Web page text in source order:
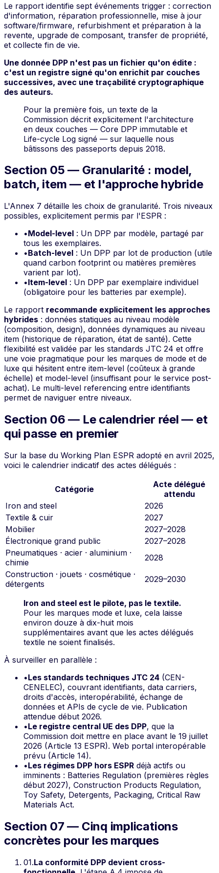
Le rapport identifie sept événements trigger : correction
d'information, réparation professionnelle, mise à jour
software/firmware, refurbishment et préparation à la
revente, upgrade de composant, transfer de propriété,
et collecte fin de vie.
Une donnée DPP n'est pas un fichier qu'on édite :
c'est un registre signé qu'on enrichit par couches
successives, avec une traçabilité cryptographique
des auteurs.
Pour la première fois, un texte de la
Commission décrit explicitement l'architecture
en deux couches — Core DPP immutable et
Life-cycle Log signé — sur laquelle nous
bâtissons des passeports depuis 2018.
Section 05 — Granularité : model,
batch, item — et l'approche hybride
L'Annex 7 détaille les choix de granularité. Trois niveaux
possibles, explicitement permis par l'ESPR :
•Model-level : Un DPP par modèle, partagé par
tous les exemplaires.
•Batch-level : Un DPP par lot de production (utile
quand carbon footprint ou matières premières
varient par lot).
•Item-level : Un DPP par exemplaire individuel
(obligatoire pour les batteries par exemple).
Le rapport recommande explicitement les approches
hybrides : données statiques au niveau modèle
(composition, design), données dynamiques au niveau
item (historique de réparation, état de santé). Cette
flexibilité est validée par les standards JTC 24 et offre
une voie pragmatique pour les marques de mode et de
luxe qui hésitent entre item-level (coûteux à grande
échelle) et model-level (insuffisant pour le service post-
achat). Le multi-level referencing entre identifiants
permet de naviguer entre niveaux.
Section 06 — Le calendrier réel — et
qui passe en premier
Sur la base du Working Plan ESPR adopté en avril 2025,
voici le calendrier indicatif des actes délégués :
Catégorie
Acte délégué
attendu
Iron and steel
2026
Textile & cuir
2027
Mobilier
2027–2028
Électronique grand public
2027–2028
Pneumatiques · acier · aluminium ·
chimie
2028
Construction · jouets · cosmétique ·
détergents
2029–2030
Iron and steel est le pilote, pas le textile.
Pour les marques mode et luxe, cela laisse
environ douze à dix-huit mois
supplémentaires avant que les actes délégués
textile ne soient finalisés.
À surveiller en parallèle :
•Les standards techniques JTC 24 (CEN-
CENELEC), couvrant identifiants, data carriers,
droits d'accès, interopérabilité, échange de
données et APIs de cycle de vie. Publication
attendue début 2026.
•Le registre central UE des DPP, que la
Commission doit mettre en place avant le 19 juillet
2026 (Article 13 ESPR). Web portal interopérable
prévu (Article 14).
•Les régimes DPP hors ESPR déjà actifs ou
imminents : Batteries Regulation (premières règles
début 2027), Construction Products Regulation,
Toy Safety, Detergents, Packaging, Critical Raw
Materials Act.
Section 07 — Cinq implications
concrètes pour les marques
01.La conformité DPP devient cross-